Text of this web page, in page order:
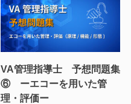
VA管理指導士 予想問題集
⑥ ーエコーを用いた管
理・評価ー